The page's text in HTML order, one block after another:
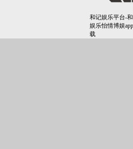
和记娱乐平台-
娱乐怡情博娱
载